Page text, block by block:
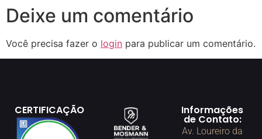
Deixe um comentário
Você precisa fazer o login para publicar um comentário.
CERTIFICAÇÃO Informações
de Contato:
Av. Loureiro da